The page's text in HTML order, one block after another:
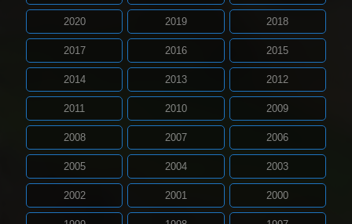
2020 2019 2018
2017 2016 2015
2014 2013 2012
2011 2010 2009
2008 2007 2006
2005 2004 2003
2002 2001 2000